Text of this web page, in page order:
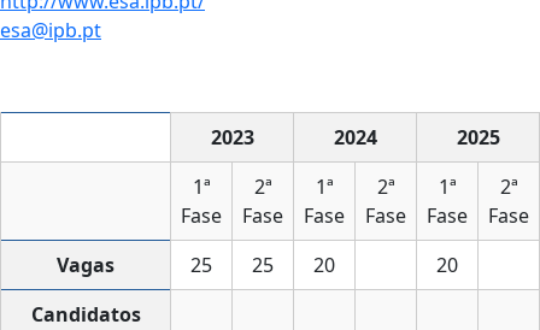
esa@ipb.pt
2023 2024
2025
1ª
Fase
2ª
Fase
1ª
Fase
2ª
Fase
1ª
Fase
2ª
Fase
Vagas
25 25 20
20
Candidatos